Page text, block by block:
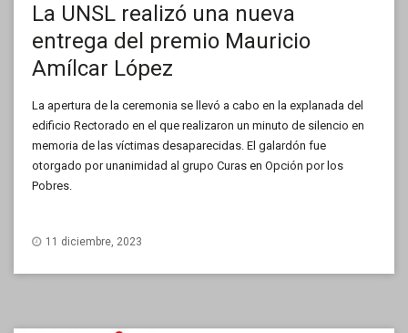
La UNSL realizó una nueva
entrega del premio Mauricio
Amílcar López
La apertura de la ceremonia se llevó a cabo en la explanada del
edificio Rectorado en el que realizaron un minuto de silencio en
memoria de las víctimas desaparecidas. El galardón fue
otorgado por unanimidad al grupo Curas en Opción por los
Pobres.
11 diciembre, 2023